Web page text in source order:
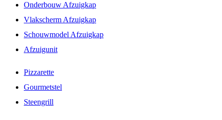
Onderbouw Afzuigkap
Vlakscherm Afzuigkap
Schouwmodel Afzuigkap
Afzuigunit
Pizzarette
Gourmetstel
Steengrill